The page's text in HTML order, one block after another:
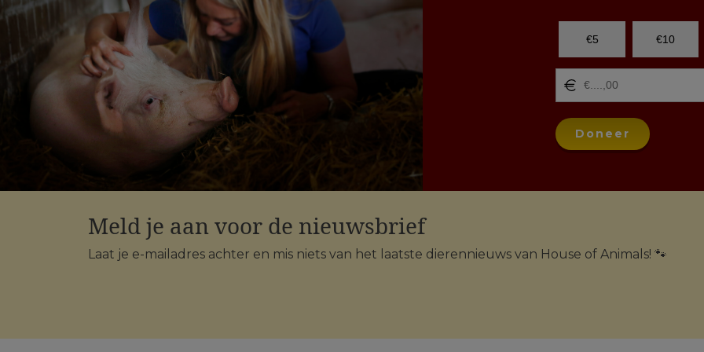
€5 €10
Doneer
Meld je aan voor de nieuwsbrief
Laat je e-mailadres achter en mis niets van het laatste dierennieuws van House of Animals! 🐾